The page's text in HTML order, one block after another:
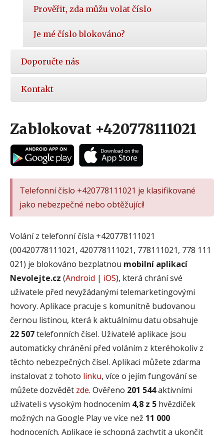
Prověřit, zda můžu volat číslo
Je mé číslo blokováno?
Doporučte nás
Kontakt
Zablokovat +420778111021
Telefonní číslo +420778111021 je klasifikované
jako nebezpečné nebo obtěžující!
Volání z telefonní čísla +420778111021
(00420778111021, 420778111021, 778111021, 778 111
021) je blokováno bezplatnou mobilní aplikací
Nevolejte.cz (Android | iOS), která chrání své
uživatele před nevyžádanými telemarketingovými
hovory. Aplikace pracuje s komunitně budovanou
černou listinou, která k aktuálnímu datu obsahuje
22 507telefonních čísel. Uživatelé aplikace jsou
automaticky chránění před voláním z kteréhokoliv z
těchto nebezpečných čísel. Aplikaci můžete zdarma
instalovat z tohoto linku, více o jejím fungování se
můžete dozvědět zde. Ověřeno 201 544aktivními
uživateli s vysokým hodnocením 4,8 z 5 hvězdiček
možných na Google Play ve více než 11 000
hodnoceních. Aplikace je schopná zachytit a ukončit